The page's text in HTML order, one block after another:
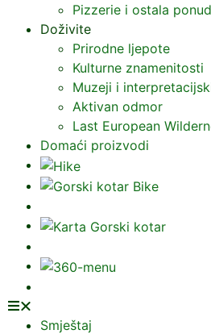
Pizzerie i ostala
Doživite
Prirodne ljepote
Kulturne znamenitosti
Muzeji i
Aktivan odmor
Last European
Domaći proizvodi
Smještaj